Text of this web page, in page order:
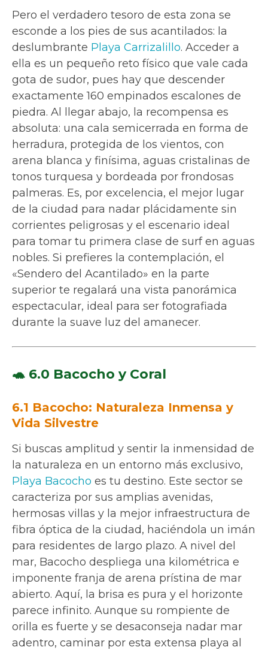
Pero el verdadero tesoro de esta zona se
esconde a los pies de sus acantilados: la
deslumbrante Playa Carrizalillo. Acceder a
ella es un pequeño reto físico que vale cada
gota de sudor, pues hay que descender
exactamente 160 empinados escalones de
piedra. Al llegar abajo, la recompensa es
absoluta: una cala semicerrada en forma de
herradura, protegida de los vientos, con
arena blanca y finísima, aguas cristalinas de
tonos turquesa y bordeada por frondosas
palmeras. Es, por excelencia, el mejor lugar
de la ciudad para nadar plácidamente sin
corrientes peligrosas y el escenario ideal
para tomar tu primera clase de surf en aguas
nobles. Si prefieres la contemplación, el
«Sendero del Acantilado» en la parte
superior te regalará una vista panorámica
espectacular, ideal para ser fotografiada
durante la suave luz del amanecer.
🐢 6.0 Bacocho y Coral
6.1 Bacocho: Naturaleza Inmensa y
Vida Silvestre
Si buscas amplitud y sentir la inmensidad de
la naturaleza en un entorno más exclusivo,
Playa Bacocho es tu destino. Este sector se
caracteriza por sus amplias avenidas,
hermosas villas y la mejor infraestructura de
fibra óptica de la ciudad, haciéndola un imán
para residentes de largo plazo. A nivel del
mar, Bacocho despliega una kilométrica e
imponente franja de arena prístina de mar
abierto. Aquí, la brisa es pura y el horizonte
parece infinito. Aunque su rompiente de
orilla es fuerte y se desaconseja nadar mar
adentro, caminar por esta extensa playa al